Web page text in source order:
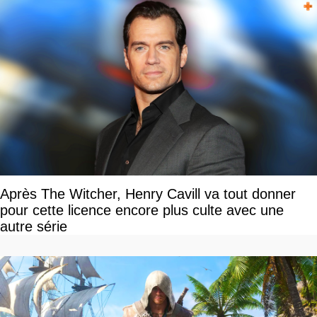
Après The Witcher, Henry Cavill va tout donner
pour cette licence encore plus culte avec une
autre série